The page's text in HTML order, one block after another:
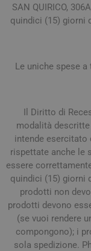
SAN QUIRICO,
quindici (15) giorni
Le uniche spese
Il Diritto di
modalità
intende esercitato
rispettate anche le
essere
quindici (15) giorni
prodotti non
prodotti devono
(se vuoi rendere
compongono); i
sola spedizione.